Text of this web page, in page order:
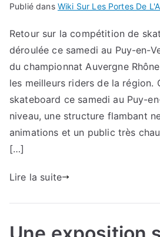
Publié dans Wiki Sur Les Portes De
Retour sur la compétition de
déroulée ce samedi au Puy-en-
du championnat Auvergne
les meilleurs riders de la région.
skateboard ce samedi au Puy-
niveau, une structure flambant
animations et un public très
[…]
Lire la suite